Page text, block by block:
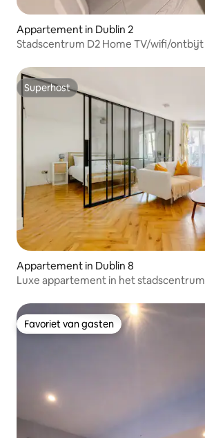
Appartement in Dublin 2
Stadscentrum D2 Home TV/wifi/ontbijt
Superhost
Superhost
Appartement in Dublin 8
Luxe appartement in het stadscentrum
Favoriet van gasten
Favoriet van gasten